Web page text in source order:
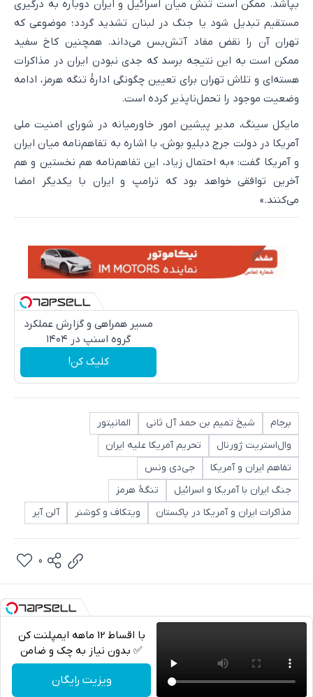
بپاشد. ممکن است تنش میان اسرائیل و ایران دوباره به درگیری
مستقیم تبدیل شود یا جنگ در لبنان تشدید گردد؛ موضوعی که
تهران آن را نقض مفاد آتش‌بس می‌داند. همچنین کاخ سفید
ممکن است به این نتیجه برسد که جدی نبودن ایران در مذاکرات
هسته‌ای و تلاش تهران برای تعیین چگونگی ادارۀ تنگه هرمز، ادامه
وضعیت موجود را تحمل‌ناپذیر کرده است.
مایکل سینگ، مدیر پیشین امور خاورمیانه در شورای امنیت ملی
آمریکا در دولت جرج دبلیو بوش، با اشاره به تفاهم‌نامه میان ایران
و آمریکا گفت: «به احتمال زیاد، این تفاهم‌نامه هم نخستین و هم
آخرین توافقی خواهد بود که ترامپ و ایران با یکدیگر امضا
می‌کنند.»
مسیر همراهی و گزارش عملکرد
گروه اسنپ در ۱۴۰۴
کلیک کن!
برجام شیخ تمیم بن حمد آل ثانی
المانیتور
وال‌استریت ژورنال
تحریم آمریکا علیه ایران
تفاهم ایران و آمریکا
جی‌دی ونس
جنگ ایران با آمریکا و اسرائیل
تنگۀ هرمز
مذاکرات ایران و آمریکا در پاکستان
ویتکاف و کوشنر آلن آیر
0
با اقساط 12 ماهه ایمپلنت کن
✅ بدون نیاز به چک و ضامن
ویزیت رایگان